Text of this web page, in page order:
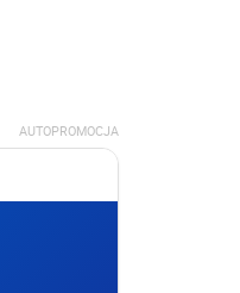
AUTOPROMOCJA